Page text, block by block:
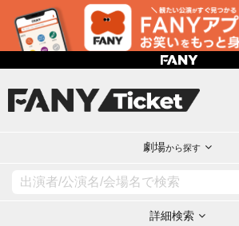
劇場から探す
詳細検索